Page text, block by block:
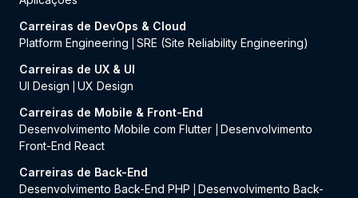
Carreiras de DevOps & Cloud
Platform Engineering
SRE (Site Reliability Engineering)
Carreiras de UX & UI
UI Design
UX Design
Carreiras de Mobile & Front-End
Desenvolvimento Mobile com Flutter
Desenvolvimento
Front-End React
Carreiras de Back-End
Desenvolvimento Back-End PHP
Desenvolvimento Back-